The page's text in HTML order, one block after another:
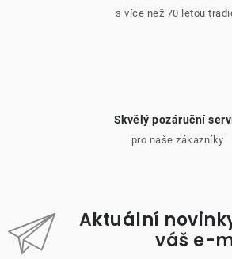
s více než 70 letou
Skvělý pozáruční
pro naše zákazníky
Aktuální
váš e-